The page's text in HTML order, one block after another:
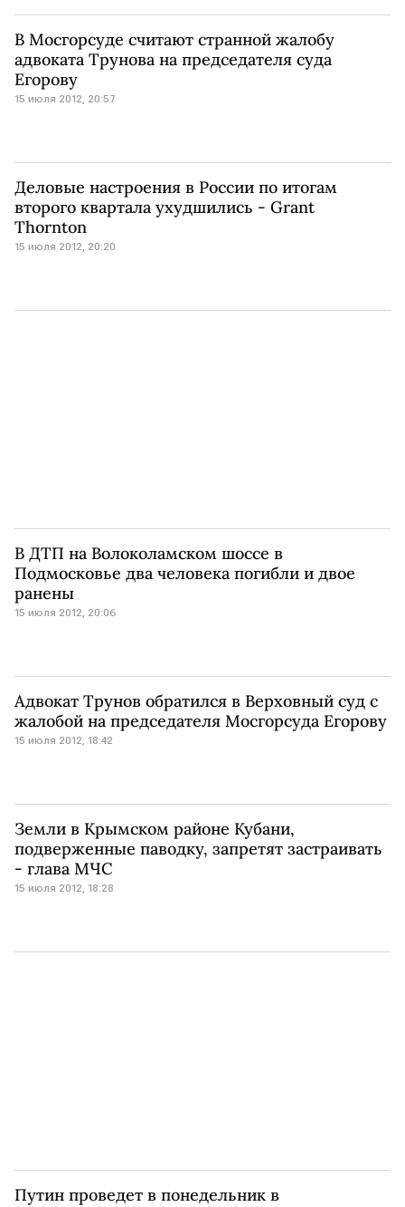
В Мосгорсуде считают странной жалобу
адвоката Трунова на председателя суда
Егорову
15 июля 2012, 20:57
Деловые настроения в России по итогам
второго квартала ухудшились - Grant
Thornton
15 июля 2012, 20:20
В ДТП на Волоколамском шоссе в
Подмосковье два человека погибли и двое
ранены
15 июля 2012, 20:06
Адвокат Трунов обратился в Верховный суд с
жалобой на председателя Мосгорсуда Егорову
15 июля 2012, 18:42
Земли в Крымском районе Кубани,
подверженные паводку, запретят застраивать
- глава МЧС
15 июля 2012, 18:28
Путин проведет в понедельник в